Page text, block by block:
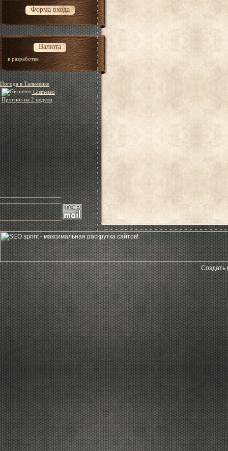
Форма входа
Валюта
в разработке
Погода в Тальменке
Gismeteo
Прогноз на 2 недели
____________________
____________________
____________________
Создать